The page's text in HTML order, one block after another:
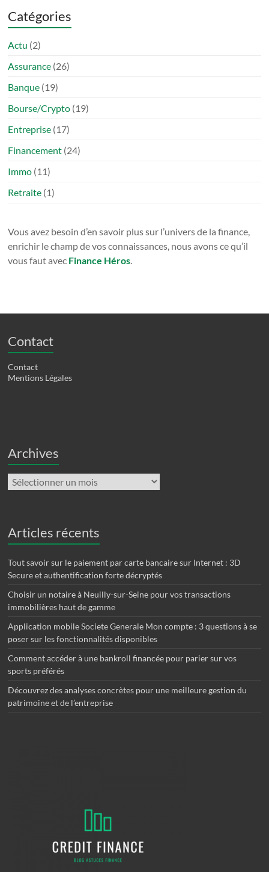
Catégories
Actu (2)
Assurance (26)
Banque (19)
Bourse/Crypto (19)
Entreprise (17)
Financement (24)
Immo (11)
Retraite (1)
Vous avez besoin d’en savoir plus sur l’univers de la finance,
enrichir le champ de vos connaissances, nous avons ce qu’il
vous faut avec Finance Héros.
Contact
Contact
Mentions Légales
Archives
Archives
Articles récents
Tout savoir sur le paiement par carte bancaire sur Internet : 3D
Secure et authentification forte décryptés
Choisir un notaire à Neuilly-sur-Seine pour vos transactions
immobilières haut de gamme
Application mobile Societe Generale Mon compte : 3 questions à se
poser sur les fonctionnalités disponibles
Comment accéder à une bankroll financée pour parier sur vos
sports préférés
Découvrez des analyses concrètes pour une meilleure gestion du
patrimoine et de l’entreprise